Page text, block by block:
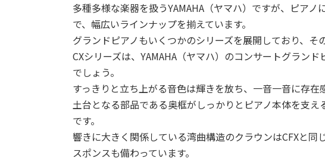
多種多様な楽器を扱うYAMAHA（ヤマハ）ですが、ピア
で、幅広いラインナップを揃えています。
グランドピアノもいくつかのシリーズを展開しており、そ
CXシリーズは、YAMAHA（ヤマハ）のコンサートグラン
でしょう。
すっきりと立ち上がる音色は輝きを放ち、一音一音に存在
土台となる部品である奥框がしっかりとピアノ本体を支
です。
響きに大きく関係している湾曲構造のクラウンはCFXと
スポンスも備わっています。